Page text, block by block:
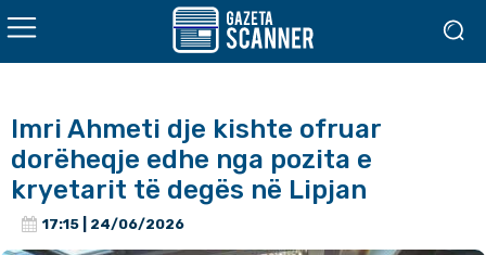
Imri Ahmeti dje kishte ofruar
dorëheqje edhe nga pozita e
kryetarit të degës në Lipjan
17:15 | 24/06/2026